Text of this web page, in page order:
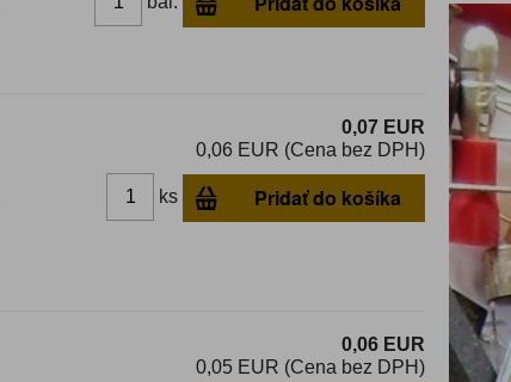
0,07 EUR
0,06 EUR (Cena bez DPH)
ks Pridať do košíka
0,06 EUR
0,05 EUR (Cena bez DPH)